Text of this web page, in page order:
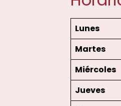
Lunes
Martes
Miércoles
Jueves